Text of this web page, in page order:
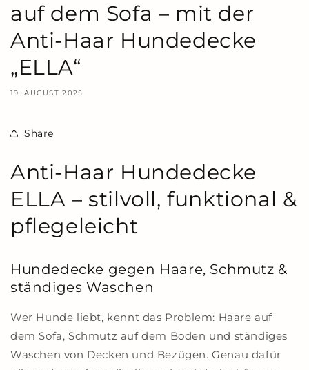
auf dem Sofa – mit der
Anti-Haar Hundedecke
„ELLA“
19. AUGUST 2025
Share
Anti-Haar Hundedecke
ELLA – stilvoll, funktional &
pflegeleicht
Hundedecke gegen Haare, Schmutz &
ständiges Waschen
Wer Hunde liebt, kennt das Problem: Haare auf
dem Sofa, Schmutz auf dem Boden und ständiges
Waschen von Decken und Bezügen. Genau dafür